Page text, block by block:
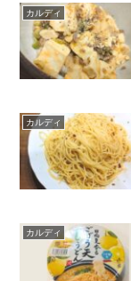
カルディ
カルディ
カルディ